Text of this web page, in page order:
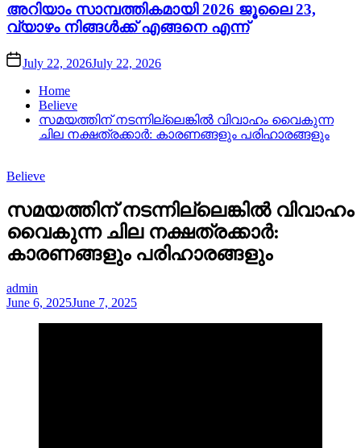
അറിയാം സാമ്പത്തികമായി 2026 ജൂലൈ 23,
വ്യാഴം നിങ്ങൾക്ക് എങ്ങനെ എന്ന്
July 22, 2026July 22, 2026
Home
Believe
സമയത്തിന് നടന്നില്ലെങ്കിൽ വിവാഹം വൈകുന്ന
ചില നക്ഷത്രക്കാർ: കാരണങ്ങളും പരിഹാരങ്ങളും
Believe
സമയത്തിന് നടന്നില്ലെങ്കിൽ വിവാഹം
വൈകുന്ന ചില നക്ഷത്രക്കാർ:
കാരണങ്ങളും പരിഹാരങ്ങളും
admin
June 6, 2025June 7, 2025